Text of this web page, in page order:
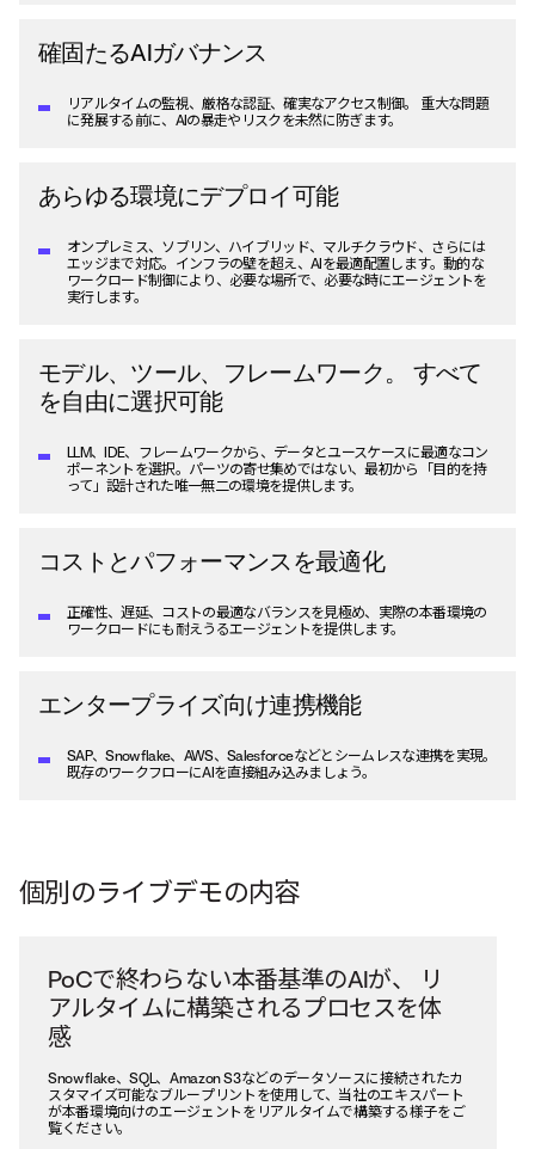
確固たるAIガバナンス
リアルタイムの監視、厳格な認証、確実なアクセス制御。 重大な問題
に発展する前に、AIの暴走やリスクを未然に防ぎます。
あらゆる環境にデプロイ可能
オンプレミス、ソブリン、ハイブリッド、マルチクラウド、さらには
エッジまで対応。インフラの壁を超え、AIを最適配置します。動的な
ワークロード制御により、必要な場所で、必要な時にエージェントを
実行します。
モデル、ツール、フレームワーク。 すべて
を自由に選択可能
LLM、IDE、フレームワークから、データとユースケースに最適なコン
ポーネントを選択。パーツの寄せ集めではない、最初から「目的を持
って」設計された唯一無二の環境を提供します。
コストとパフォーマンスを最適化
正確性、遅延、コストの最適なバランスを見極め、実際の本番環境の
ワークロードにも耐えうるエージェントを提供します。
エンタープライズ向け連携機能
SAP、Snowflake、AWS、Salesforceなどとシームレスな連携を実現。
既存のワークフローにAIを直接組み込みましょう。
個別のライブデモの内容
PoCで終わらない本番基準のAIが、
リ
アルタイムに構築されるプロセスを体
感
Snowflake、SQL、Amazon S3などのデータソースに接続されたカ
スタマイズ可能なブループリントを使用して、当社のエキスパート
が本番環境向けのエージェントをリアルタイムで構築する様子をご
覧ください。